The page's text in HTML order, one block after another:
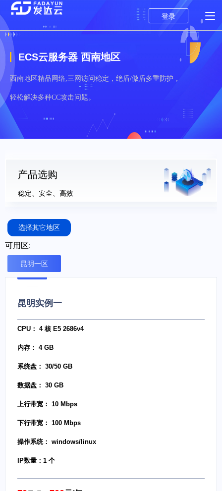
登录
ECS云服务器 西南地区
西南地区精品网络,三网访问稳定，绝盾/傲盾多重防护，
轻松解决多种CC攻击问题。
产品选购
稳定、安全、高效
选择其它地区
可用区:
昆明一区
昆明实例一
CPU： 4 核 E5 2686v4
内存： 4 GB
系统盘： 30/50 GB
数据盘： 30 GB
上行带宽： 10 Mbps
下行带宽： 100 Mbps
操作系统： windows/linux
IP数量：1 个